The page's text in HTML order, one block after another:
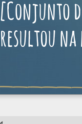
[Conjunto
resultou na